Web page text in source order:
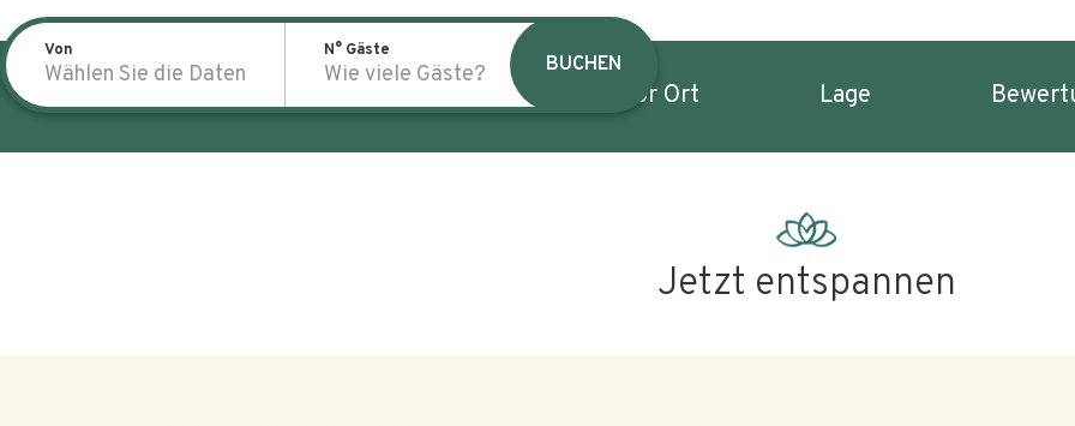
Von
Wählen Sie die Daten
N° Gäste
Wie viele Gäste? BUCHEN
Hinweise vor Ort Lage
Jetzt entspannen